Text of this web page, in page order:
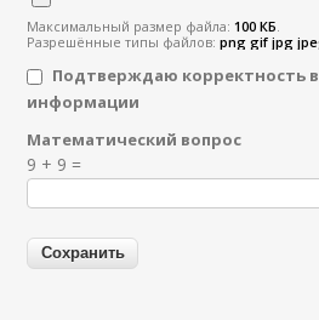
Максимальный размер файла:100 КБ.
Разрешённые типы файлов:png gif jpg
Подтверждаю корректность
информации
Я спамер
Математический вопрос
9 + 9 =